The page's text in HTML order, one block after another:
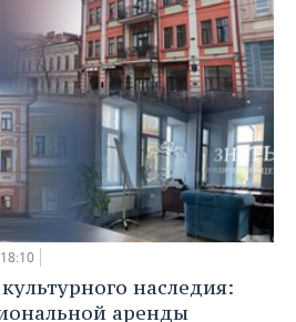
наследия:
аренды